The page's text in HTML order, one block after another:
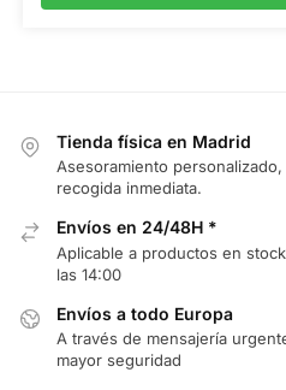
Tienda física en Madrid
Asesoramiento
recogida inmediata.
Envíos en 24/48H *
Aplicable a productos en
las 14:00
Envíos a todo Europa
A través de mensajería
mayor seguridad